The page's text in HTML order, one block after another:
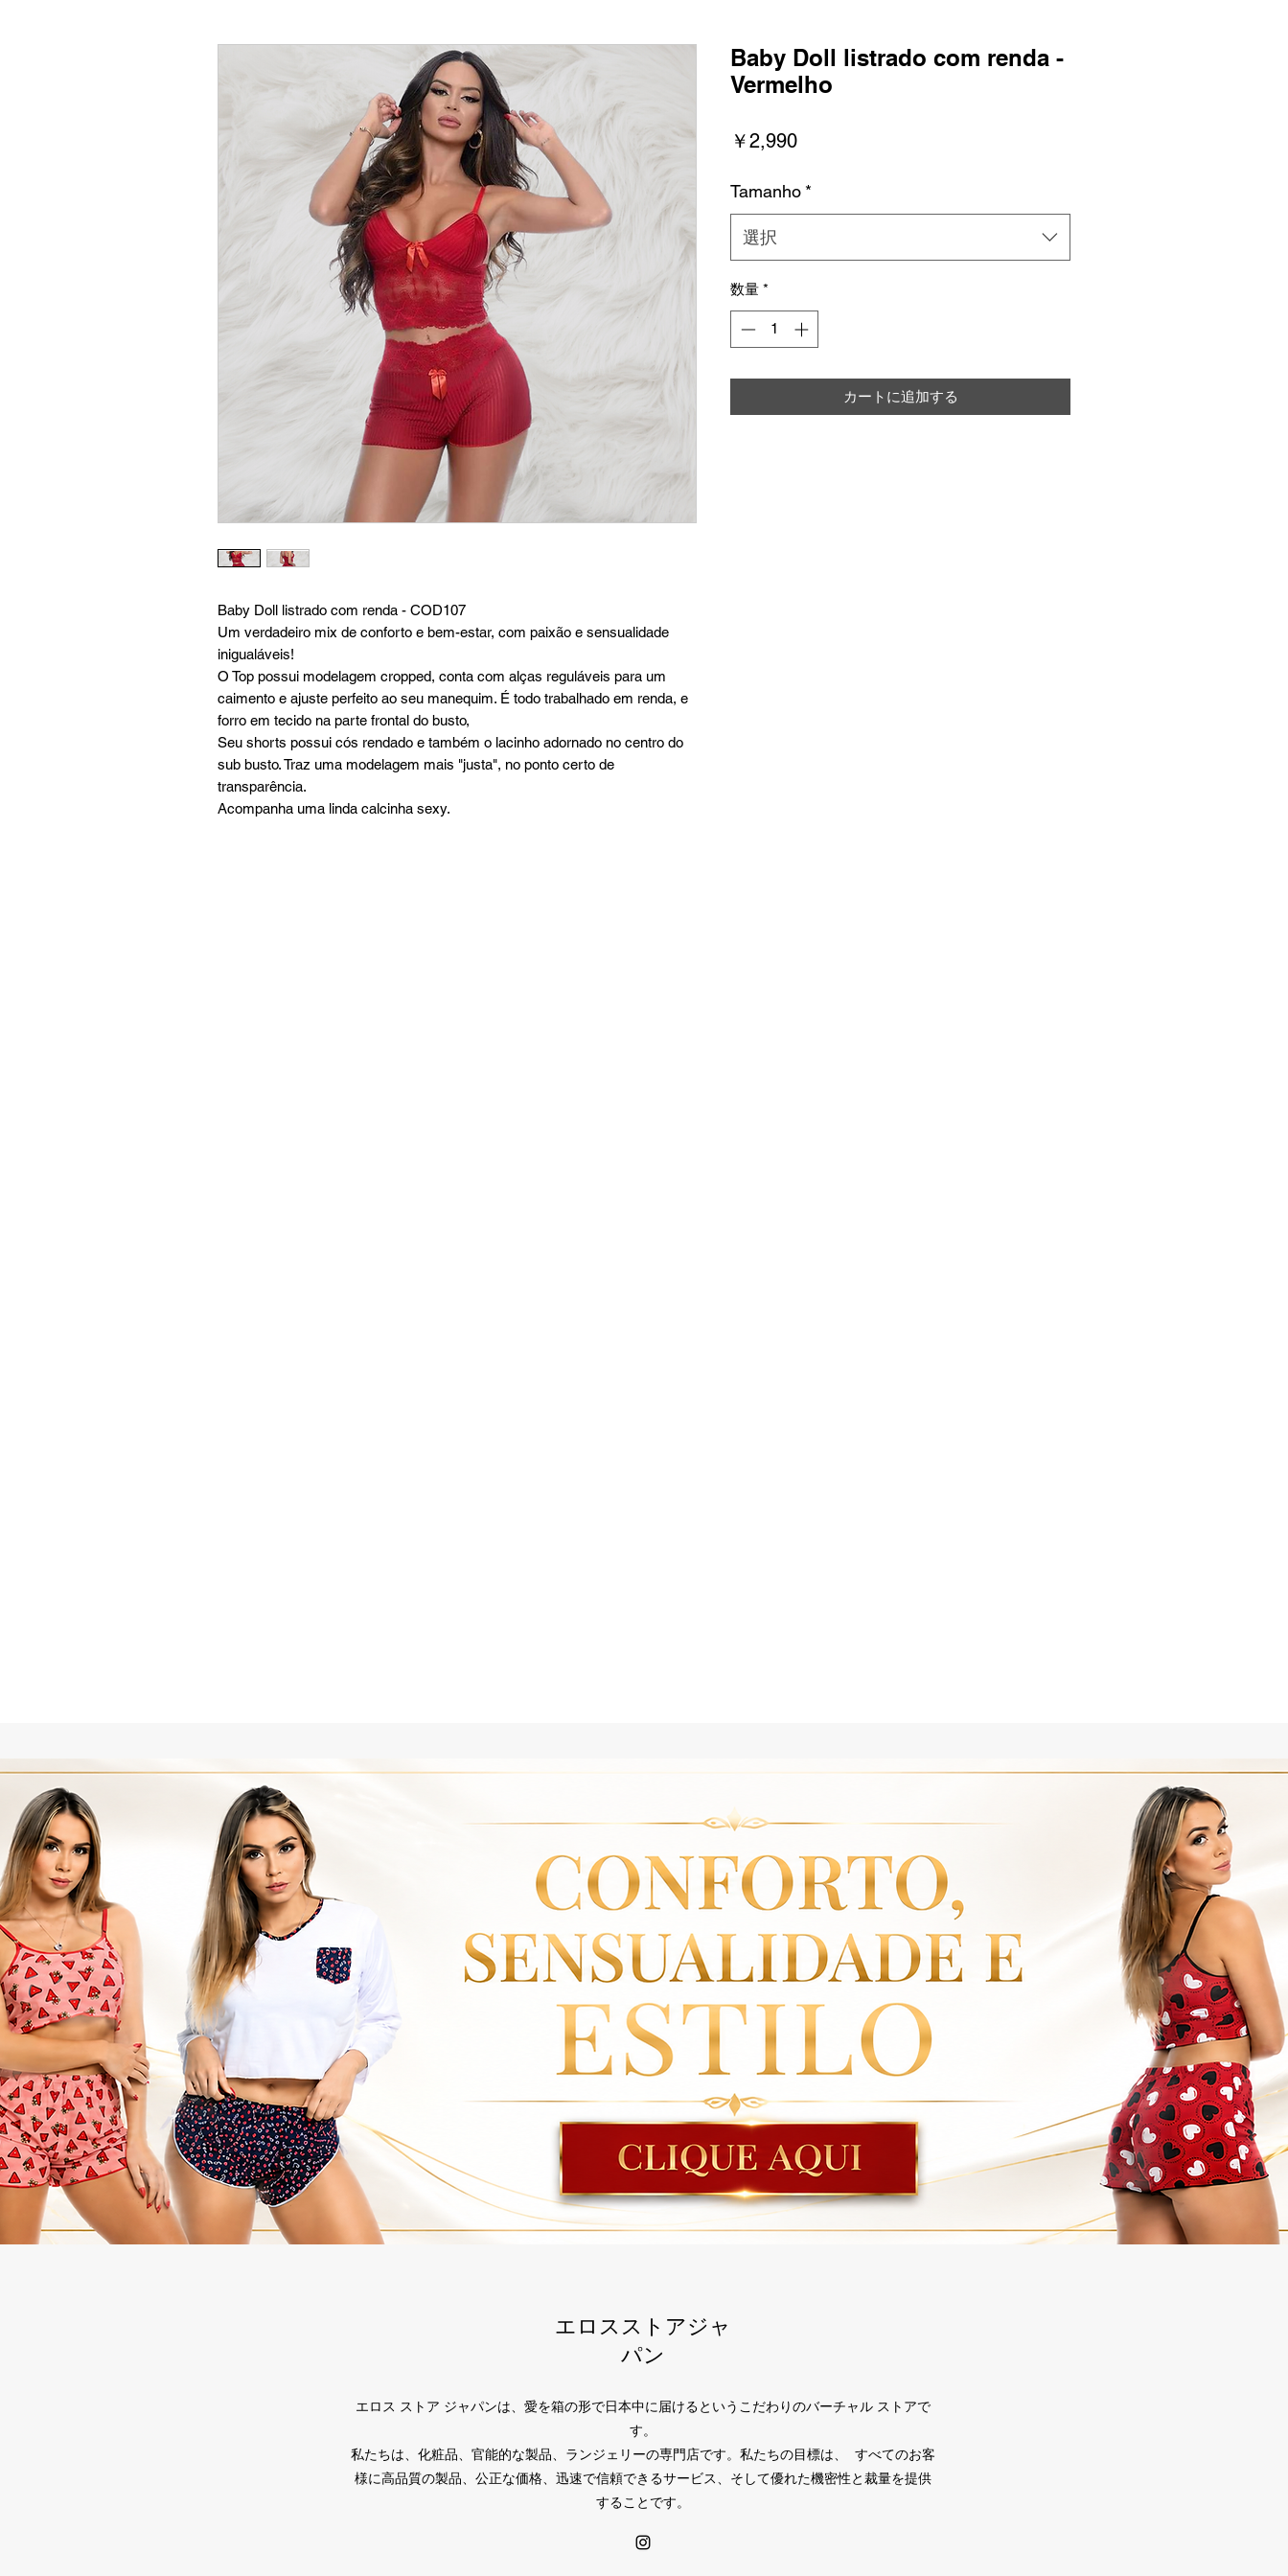
Baby Doll listrado com renda - COD107
Um verdadeiro mix de conforto e bem-estar, com paixão e sensualidade
inigualáveis!
O Top possui modelagem cropped, conta com alças reguláveis para um
caimento e ajuste perfeito ao seu manequim. É todo trabalhado em renda, e
forro em tecido na parte frontal do busto,
Seu shorts possui cós rendado e também o lacinho adornado no centro do
sub busto. Traz uma modelagem mais "justa", no ponto certo de
transparência.
Acompanha uma linda calcinha sexy.
Baby Doll listrado com renda -
Vermelho
￥2,990価
Tamanho *
選択
数量 *
カートに追加する
エロスストアジャ
パン
エロス ストア ジャパンは、愛を箱の形で日本中に届けるというこだわりのバーチャル ストアで
す。
私たちは、化粧品、官能的な製品、ランジェリーの専門店です。私たちの目標は、 すべてのお客
様に高品質の製品、公正な価格、迅速で信頼できるサービス、そして優れた機密性と裁量を提供
することです。